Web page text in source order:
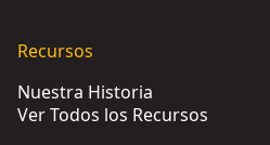
Recursos
Nuestra Historia
Ver Todos los Recursos